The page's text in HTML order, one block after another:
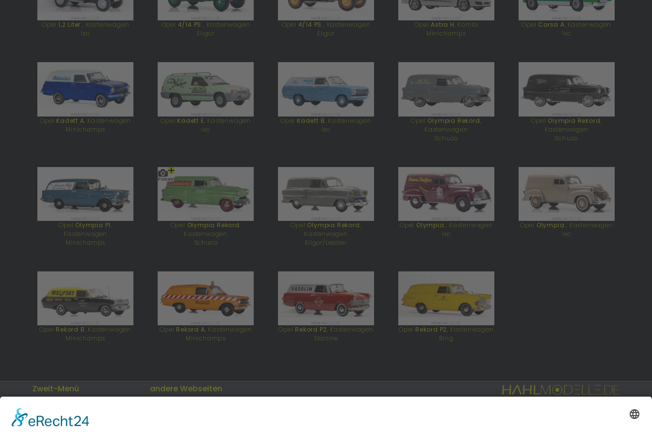
Opel 1,2 Liter , Kastenwagen
Ixo
Opel 4/14 PS, Kastenwagen
Eligor
Opel 4/14 PS , Kastenwagen
Eligor
Opel Astra H, Kombi
Minichamps
Opel Corsa A, Kastenwagen
Ixo
Opel Kadett A, Kastenwagen
Minichamps
Opel Kadett E, Kastenwagen
Ixo
Opel Kadett B, Kastenwagen
Ixo
Opel Olympia Rekord,
Kastenwagen
Schuco
Opel Olympia Rekord,
Kastenwagen
Schuco
Opel Olympia P1,
Kastenwagen
Minichamps
Opel Olympia Rekord,
Kastenwagen
Schuco
Opel Olympia Rekord,
Kastenwagen
Eligor/Leader
Opel Olympia, Kastenwagen
Ixo
Opel Olympia, Kastenwagen
Ixo
Opel Rekord B, Kastenwagen
Minichamps
Opel Rekord A, Kastenwagen
Minichamps
Opel Rekord P2, Kastenwagen
Starline
Opel Rekord P2, Kastenwagen
Bing
Zweit-Menü
Datenschutz
Cookies
andere Webseiten